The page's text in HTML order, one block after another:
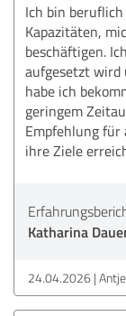
Ich bin
Kapazitäten,
beschäftigen.
aufgesetzt wird
habe ich
geringem
Empfehlung für
ihre Ziele
Katharina
24.04.2026